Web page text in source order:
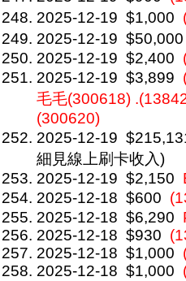
2025-12-19 $1,000
2025-12-19 $50,000
2025-12-19 $2,400
2025-12-19 $3,899
毛毛(300618)
(300620)
2025-12-19
細見線上刷卡收入)
2025-12-19 $2,150
2025-12-18 $600
2025-12-18 $6,290
2025-12-18 $930
2025-12-18 $1,000
2025-12-18 $1,000